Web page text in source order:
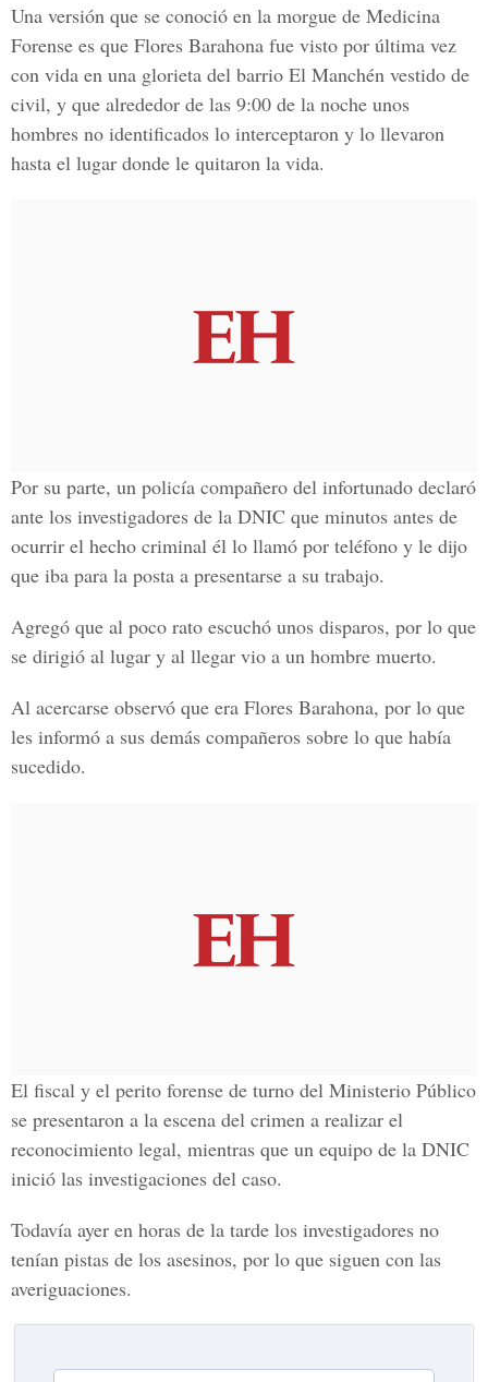
Una versión que se conoció en la morgue de Medicina
Forense es que Flores Barahona fue visto por última vez
con vida en una glorieta del barrio El Manchén vestido de
civil, y que alrededor de las 9:00 de la noche unos
hombres no identificados lo interceptaron y lo llevaron
hasta el lugar donde le quitaron la vida.
Por su parte, un policía compañero del infortunado declaró
ante los investigadores de la DNIC que minutos antes de
ocurrir el hecho criminal él lo llamó por teléfono y le dijo
que iba para la posta a presentarse a su trabajo.
Agregó que al poco rato escuchó unos disparos, por lo que
se dirigió al lugar y al llegar vio a un hombre muerto.
Al acercarse observó que era Flores Barahona, por lo que
les informó a sus demás compañeros sobre lo que había
sucedido.
El fiscal y el perito forense de turno del Ministerio Público
se presentaron a la escena del crimen a realizar el
reconocimiento legal, mientras que un equipo de la DNIC
inició las investigaciones del caso.
Todavía ayer en horas de la tarde los investigadores no
tenían pistas de los asesinos, por lo que siguen con las
averiguaciones.